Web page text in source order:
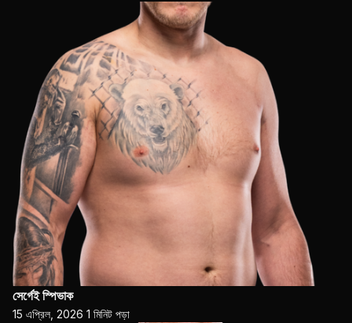
সের্গেই স্পিভাক
15 এপ্রিল, 2026 1 মিনিট পড়া